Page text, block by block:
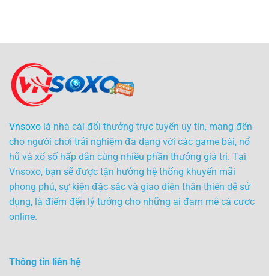
Vnsoxo là nhà cái đổi thưởng trực tuyến uy tín, mang đến
cho người chơi trải nghiệm đa dạng với các game bài, nổ
hũ và xổ số hấp dẫn cùng nhiều phần thưởng giá trị. Tại
Vnsoxo, bạn sẽ được tận hưởng hệ thống khuyến mãi
phong phú, sự kiện đặc sắc và giao diện thân thiện dễ sử
dụng, là điểm đến lý tưởng cho những ai đam mê cá cược
online.
Thông tin liên hệ